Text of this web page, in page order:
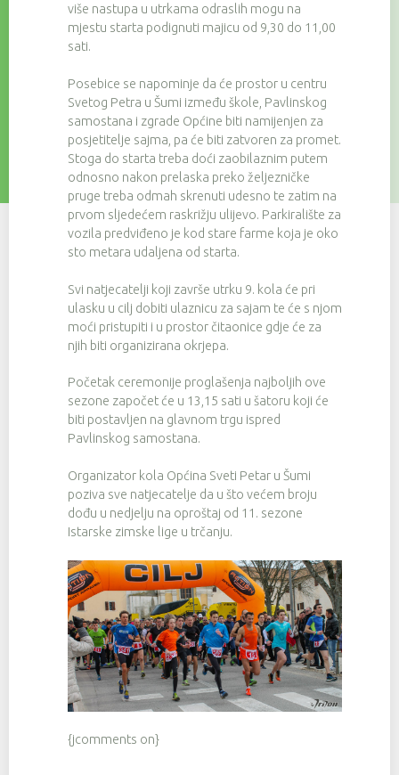
više nastupa u utrkama odraslih mogu na
mjestu starta podignuti majicu od 9,30 do 11,00
sati.
Posebice se napominje da će prostor u centru
Svetog Petra u Šumi između škole, Pavlinskog
samostana i zgrade Općine biti namijenjen za
posjetitelje sajma, pa će biti zatvoren za promet.
Stoga do starta treba doći zaobilaznim putem
odnosno nakon prelaska preko željezničke
pruge treba odmah skrenuti udesno te zatim na
prvom sljedećem raskrižju ulijevo. Parkiralište za
vozila predviđeno je kod stare farme koja je oko
sto metara udaljena od starta.
Svi natjecatelji koji završe utrku 9. kola će pri
ulasku u cilj dobiti ulaznicu za sajam te će s njom
moći pristupiti i u prostor čitaonice gdje će za
njih biti organizirana okrjepa.
Početak ceremonije proglašenja najboljih ove
sezone započet će u 13,15 sati u šatoru koji će
biti postavljen na glavnom trgu ispred
Pavlinskog samostana.
Organizator kola Općina Sveti Petar u Šumi
poziva sve natjecatelje da u što većem broju
dođu u nedjelju na oproštaj od 11. sezone
Istarske zimske lige u trčanju.
{jcomments on}